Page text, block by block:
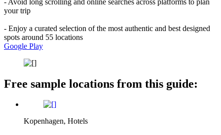
your trip
- Enjoy a curated selection of the most authentic and best designed
spots around 55 locations
Google Play
Free sample locations from this guide:
Kopenhagen, Hotels